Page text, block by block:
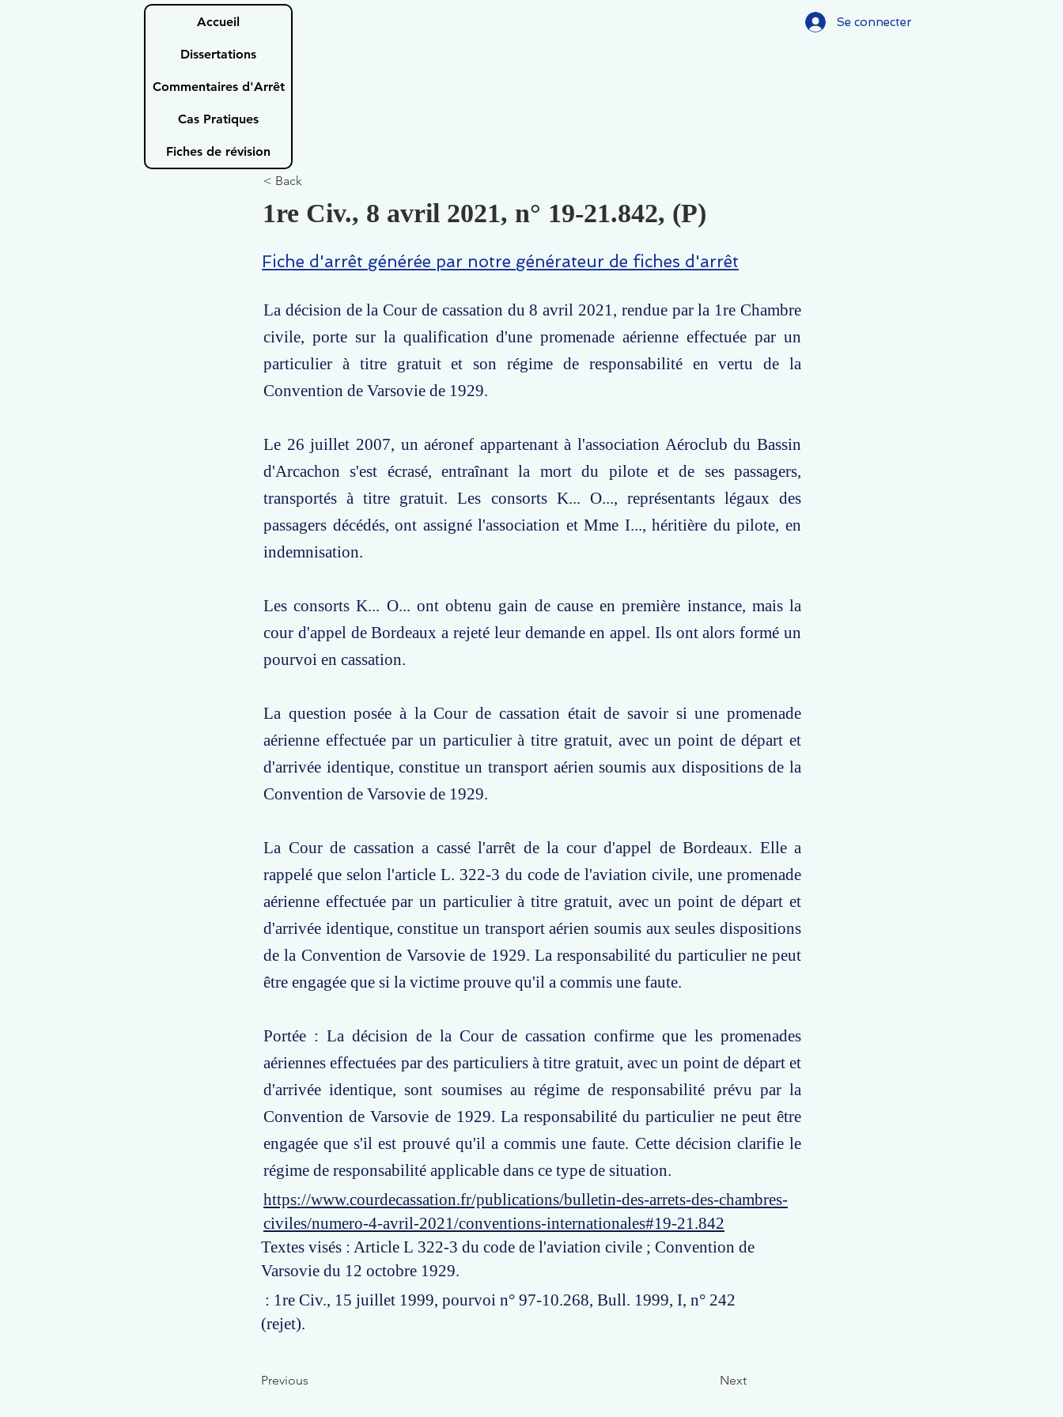
Accueil
Dissertations
Commentaires d'Arrêt
Cas Pratiques
Fiches de révision
Se connecter
< Back
1re Civ., 8 avril 2021, n° 19-21.842, (P)
Fiche d'arrêt générée par notre générateur de fiches d'arrêt
La décision de la Cour de cassation du 8 avril 2021, rendue par la 1re Chambre
civile, porte sur la qualification d'une promenade aérienne effectuée par un
particulier à titre gratuit et son régime de responsabilité en vertu de la
Convention de Varsovie de 1929.
Le 26 juillet 2007, un aéronef appartenant à l'association Aéroclub du Bassin
d'Arcachon s'est écrasé, entraînant la mort du pilote et de ses passagers,
transportés à titre gratuit. Les consorts K... O..., représentants légaux des
passagers décédés, ont assigné l'association et Mme I..., héritière du pilote, en
indemnisation.
Les consorts K... O... ont obtenu gain de cause en première instance, mais la
cour d'appel de Bordeaux a rejeté leur demande en appel. Ils ont alors formé un
pourvoi en cassation.
La question posée à la Cour de cassation était de savoir si une promenade
aérienne effectuée par un particulier à titre gratuit, avec un point de départ et
d'arrivée identique, constitue un transport aérien soumis aux dispositions de la
Convention de Varsovie de 1929.
La Cour de cassation a cassé l'arrêt de la cour d'appel de Bordeaux. Elle a
rappelé que selon l'article L. 322-3 du code de l'aviation civile, une promenade
aérienne effectuée par un particulier à titre gratuit, avec un point de départ et
d'arrivée identique, constitue un transport aérien soumis aux seules dispositions
de la Convention de Varsovie de 1929. La responsabilité du particulier ne peut
être engagée que si la victime prouve qu'il a commis une faute.
Portée : La décision de la Cour de cassation confirme que les promenades
aériennes effectuées par des particuliers à titre gratuit, avec un point de départ et
d'arrivée identique, sont soumises au régime de responsabilité prévu par la
Convention de Varsovie de 1929. La responsabilité du particulier ne peut être
engagée que s'il est prouvé qu'il a commis une faute. Cette décision clarifie le
régime de responsabilité applicable dans ce type de situation.
https://www.courdecassation.fr/publications/bulletin-des-arrets-des-chambres-
civiles/numero-4-avril-2021/conventions-internationales#19-21.842
Textes visés : Article L 322-3 du code de l'aviation civile ; Convention de
Varsovie du 12 octobre 1929.
: 1re Civ., 15 juillet 1999, pourvoi n° 97-10.268, Bull. 1999, I, n° 242
(rejet).
Previous Next